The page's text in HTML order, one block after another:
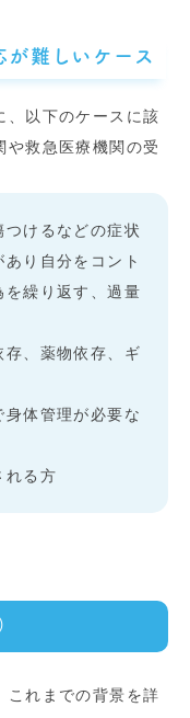
難しいケース
、以下のケースに該
や救急医療機関の受
つけるなどの症状
り自分をコント
を繰り返す、過量
、薬物依存、ギ
体管理が必要な
れる方
これまでの背景を詳